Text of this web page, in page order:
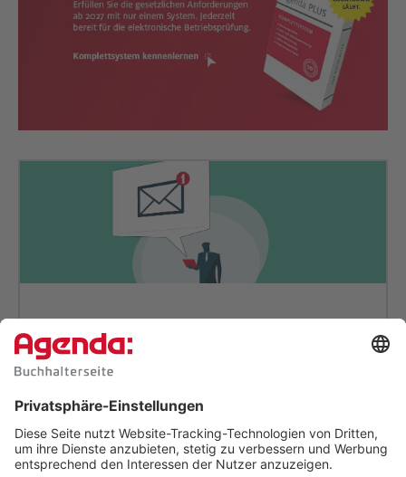
So digitalisieren Profi-Buch­hal­
ter: Machen Sie es nach.
Wer digitalisiert, braucht Klartext:
Ihnen konkrete Beispiele und liefern bewährte
Tipps, die Sie leicht umsetzen können.